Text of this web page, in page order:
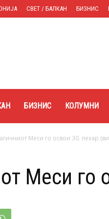
СВЕТ / БАЛКАН БИЗНИС
БИЗНИС КОЛУМНИ
Меси го освои 30. пехар
Меси го